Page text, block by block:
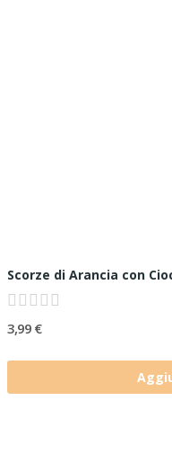
Scorze di Arancia con
3,99 €